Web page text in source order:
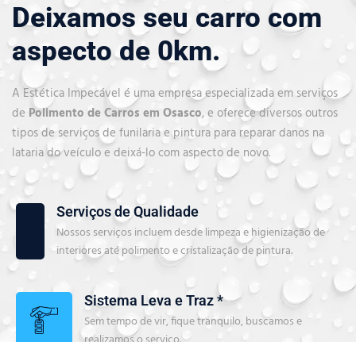
Deixamos seu carro com
aspecto de 0km.
A Estética Impecável é uma empresa especializada em serviços
de Polimento de Carros em Osasco, e oferece diversos outros
tipos de serviços de funilaria e pintura para reparar danos na
lataria do veículo e deixá-lo com aspecto de novo.
Serviços de Qualidade
Nossos serviços incluem desde limpeza e higienização de
interiores até polimento e cristalização de pintura.
Sistema Leva e Traz *
Sem tempo de vir, fique tranquilo, buscamos e